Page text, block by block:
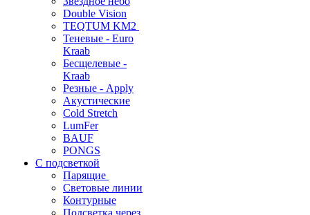
Double Vision
TEQTUM KM2
Теневые - Euro
Kraab
Бесщелевые -
Kraab
Резные - Apply
Акустические
Cold Stretch
LumFer
BAUF
PONGS
С подсветкой
Парящие
Световые линии
Контурные
Подсветка через